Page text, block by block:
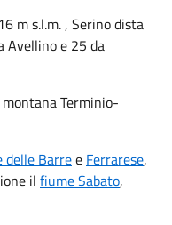
m s.l.m. , Serino dista
Avellino e 25 da
Terminio-
delle Barree Ferrarese,
il fiume Sabato,